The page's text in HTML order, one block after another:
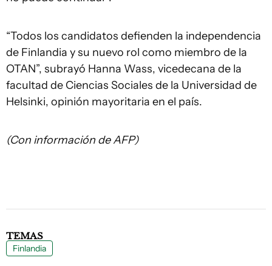
“Todos los candidatos defienden la independencia
de Finlandia y su nuevo rol como miembro de la
OTAN”, subrayó Hanna Wass, vicedecana de la
facultad de Ciencias Sociales de la Universidad de
Helsinki, opinión mayoritaria en el país.
(Con información de AFP)
TEMAS
Finlandia